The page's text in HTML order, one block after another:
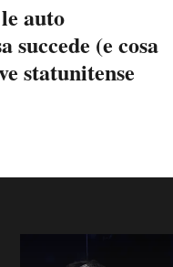
auto
succede (e cosa
statunitense